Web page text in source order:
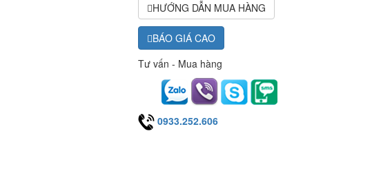
HƯỚNG DẪN MUA HÀNG
BÁO GIÁ CAO
Tư vấn - Mua hàng
0933.252.606